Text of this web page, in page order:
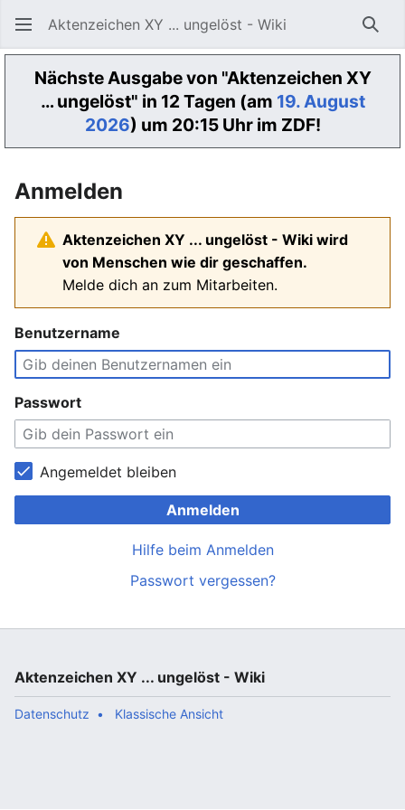
Aktenzeichen XY ... ungelöst - Wiki
Nächste Ausgabe von "Aktenzeichen XY
… ungelöst" in 12 Tagen (am 19. August
2026) um 20:15 Uhr im ZDF!
Anmelden
Aktenzeichen XY ... ungelöst - Wiki wird
von Menschen wie dir geschaffen.
Melde dich an zum Mitarbeiten.
Benutzername
Passwort
Angemeldet bleiben
Anmelden
Hilfe beim Anmelden
Passwort vergessen?
Aktenzeichen XY ... ungelöst - Wiki
Datenschutz Klassische Ansicht